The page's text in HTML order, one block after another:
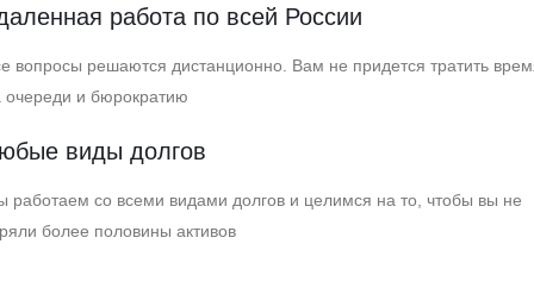
работа по всей России
вопросы решаются дистанционно. Вам не придется тратить
очереди и бюрократию
виды долгов
работаем со всеми видами долгов и целимся на то, чтобы вы не
более половины активов